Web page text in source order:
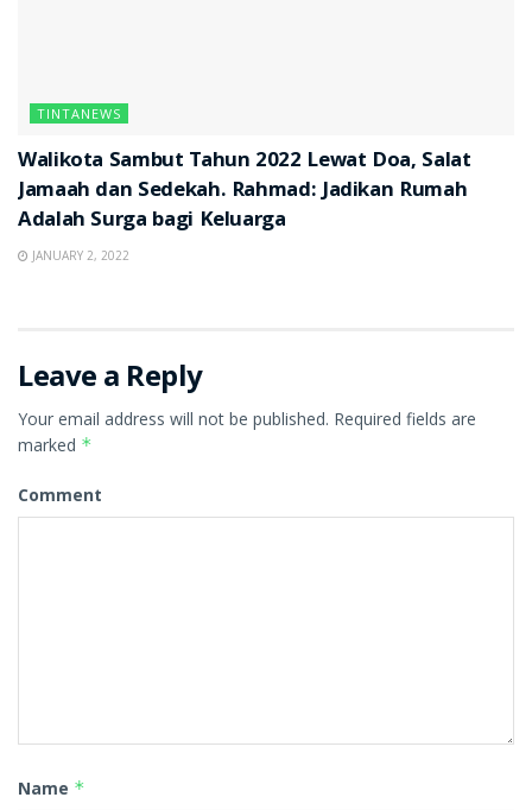
TINTANEWS
Walikota Sambut Tahun 2022 Lewat Doa, Salat
Jamaah dan Sedekah. Rahmad: Jadikan Rumah
Adalah Surga bagi Keluarga
JANUARY 2, 2022
Leave a Reply
Your email address will not be published. Required fields are
marked *
Comment
Name *